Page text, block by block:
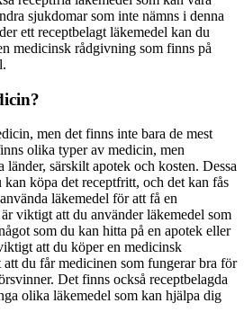
sjukdomar som inte nämns i denna
ett receptbelagt läkemedel kan du
medicinsk rådgivning som finns på
men det finns inte bara de mest
olika typer av medicin, men
särskilt apotek och kosten. Dessa
köpa det receptfritt, och det kan fås
läkemedel för att få en
viktigt att du använder läkemedel som
som du kan hitta på en apotek eller
att du köper en medicinsk
du får medicinen som fungerar bra för
Det finns också receptbelagda
olika läkemedel som kan hjälpa dig